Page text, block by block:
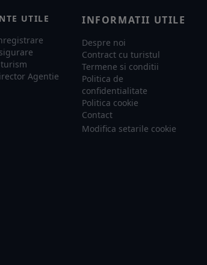
UTILE
Agentie
INFORMATII UTILE
Despre noi
Contract cu turistul
Termene si conditii
Politica de
confidentialitate
Politica cookie
Contact
Modifica setarile cookie